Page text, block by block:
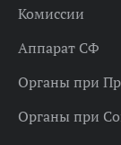
Комиссии
Аппарат СФ
Органы при
Органы при